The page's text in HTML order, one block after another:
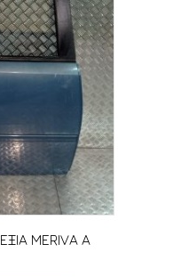
MERIVA A